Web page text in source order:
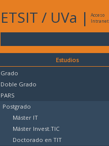
ETSIT / UVa |
Acceso
Intranet
Estudios
Grado
Doble Grado
PARS
Postgrado
Máster IT
Máster Invest.TIC
Doctorado en TIT